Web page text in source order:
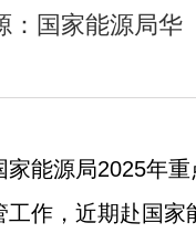
：国家能源局华
家能源局2025年重
工作，近期赴国